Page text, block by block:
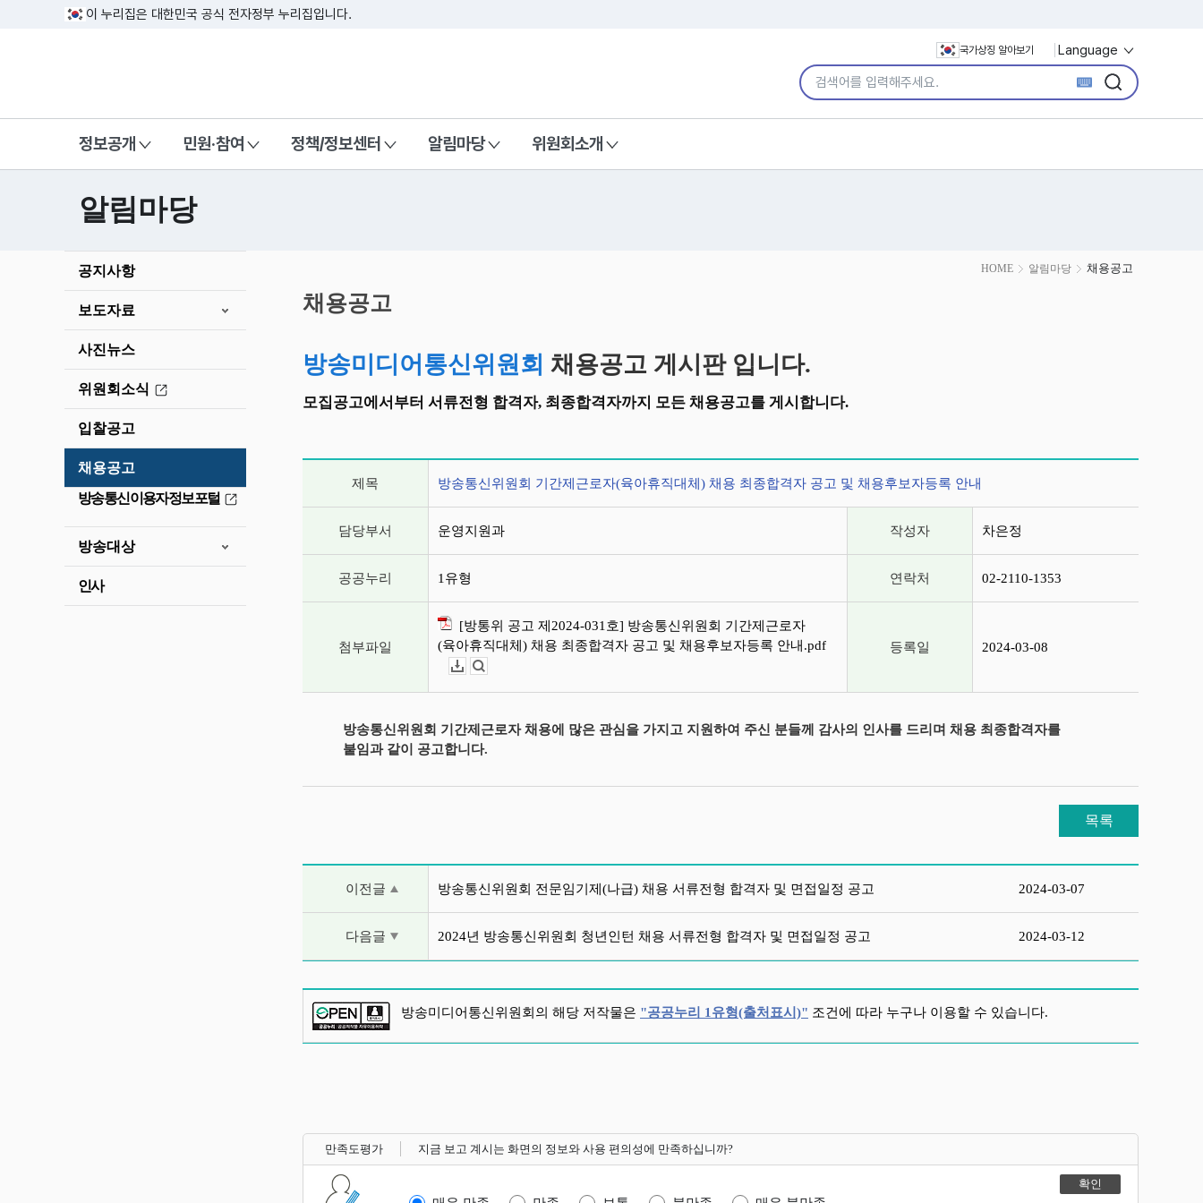
이 누리집은 대한민국 공식 전자정부 누리집입니다.
국가상징 알아보기 Language
통합검색어 입력
검색
검색
정보공개 민원·참여 정책/정보센터 알림마당 위원회소개
알림마당
공지사항
보도자료
사진뉴스
위원회소식
입찰공고
채용공고
방송통신이용자정보포털
방송대상
인사
HOME 알림마당 채용공고
시
작
채용공고
방송미디어통신위원회 채용공고 게시판 입니다.
모집공고에서부터 서류전형 합격자, 최종합격자까지 모든 채용공고를 게시합니다.
제목 방송통신위원회 기간제근로자(육아휴직대체) 채용 최종합격자 공고 및 채용후보자등록 안내
담당부서 운영지원과 작성자 차은정
공공누리 1유형 연락처 02-2110-1353
첨부파일
[방통위 공고 제2024-031호] 방송통신위원회 기간제근로자
(육아휴직대체) 채용 최종합격자 공고 및 채용후보자등록 안내.pdf
등록일 2024-03-08
방송통신위원회 기간제근로자 채용에 많은 관심을 가지고 지원하여 주신 분들께 감사의 인사를 드리며 채용 최종합격자를
붙임과 같이 공고합니다.
목록
이전글 방송통신위원회 전문임기제(나급) 채용 서류전형 합격자 및 면접일정 공고 2024-03-07
다음글 2024년 방송통신위원회 청년인턴 채용 서류전형 합격자 및 면접일정 공고 2024-03-12
방송미디어통신위원회의 해당 저작물은 "공공누리 1유형(출처표시)" 조건에 따라 누구나 이용할 수 있습니다.
만족도평가 지금 보고 계시는 화면의 정보와 사용 편의성에 만족하십니까?